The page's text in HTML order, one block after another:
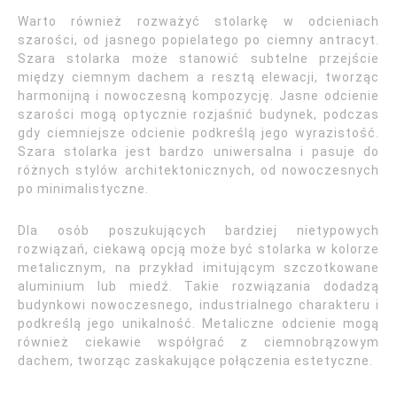
Warto również rozważyć stolarkę w odcieniach
szarości, od jasnego popielatego po ciemny antracyt.
Szara stolarka może stanowić subtelne przejście
między ciemnym dachem a resztą elewacji, tworząc
harmonijną i nowoczesną kompozycję. Jasne odcienie
szarości mogą optycznie rozjaśnić budynek, podczas
gdy ciemniejsze odcienie podkreślą jego wyrazistość.
Szara stolarka jest bardzo uniwersalna i pasuje do
różnych stylów architektonicznych, od nowoczesnych
po minimalistyczne.
Dla osób poszukujących bardziej nietypowych
rozwiązań, ciekawą opcją może być stolarka w kolorze
metalicznym, na przykład imitującym szczotkowane
aluminium lub miedź. Takie rozwiązania dodadzą
budynkowi nowoczesnego, industrialnego charakteru i
podkreślą jego unikalność. Metaliczne odcienie mogą
również ciekawie współgrać z ciemnobrązowym
dachem, tworząc zaskakujące połączenia estetyczne.